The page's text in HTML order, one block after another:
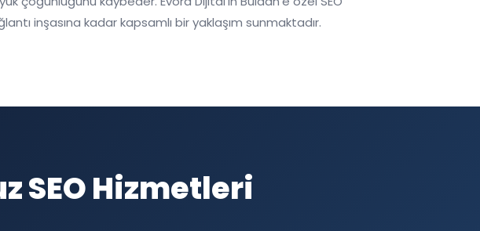
inşasına kadar kapsamlı bir yaklaşım sunmaktadır.
SEO Hizmetleri